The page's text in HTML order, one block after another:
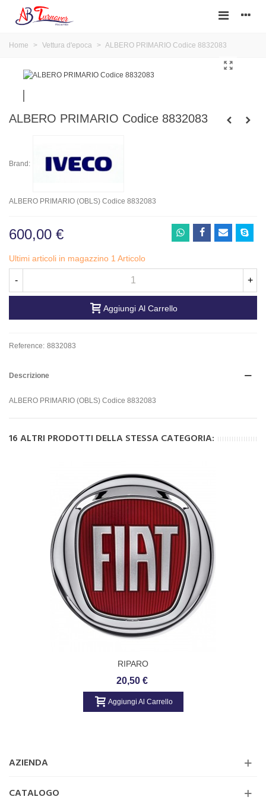
Home > Vettura d'epoca > ALBERO PRIMARIO Codice 8832083
ALBERO PRIMARIO Codice 8832083
Brand:
ALBERO PRIMARIO (OBLS) Codice 8832083
600,00 €
Ultimi articoli in magazzino 1 Articolo
- +
Aggiungi Al Carrello
Reference: 8832083
Descrizione
ALBERO PRIMARIO (OBLS) Codice 8832083
16 ALTRI PRODOTTI DELLA STESSA CATEGORIA:
RIPARO
20,50 €
Aggiungi Al Carrello
AZIENDA
CATALOGO